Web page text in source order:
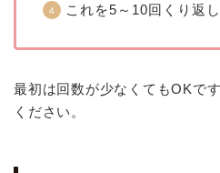
これを5～10回くり返し
最初は回数が少なくてもOKで
ください。